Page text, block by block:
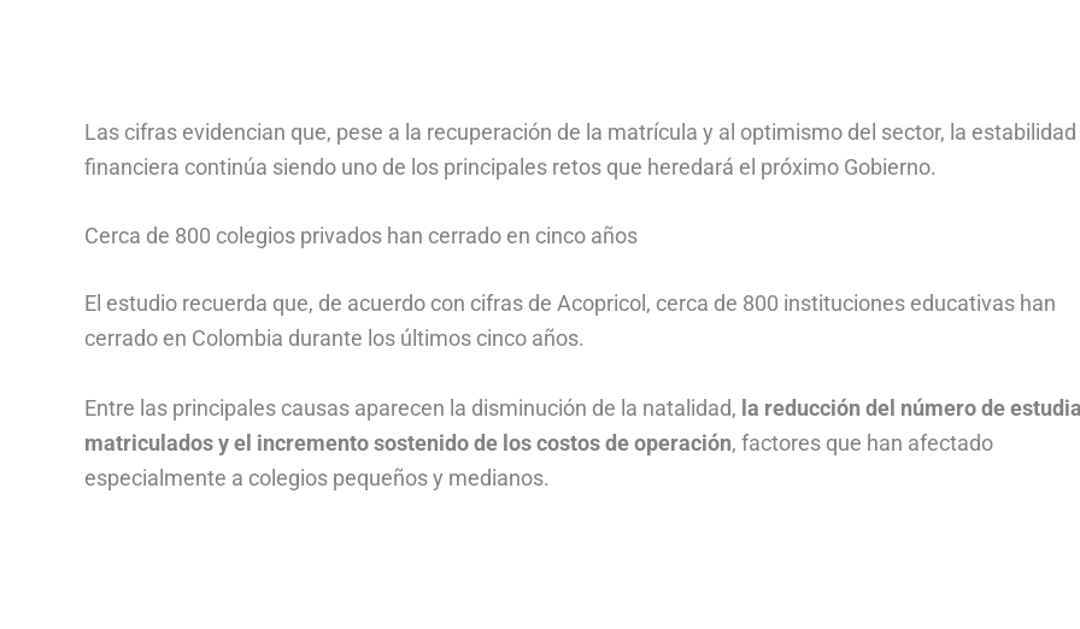
Las cifras evidencian que, pese a la recuperación de la matrícula y al optimismo del sector, la estabilidad
financiera continúa siendo uno de los principales retos que heredará el próximo Gobierno.
Cerca de 800 colegios privados han cerrado en cinco años
El estudio recuerda que, de acuerdo con cifras de Acopricol, cerca de 800 instituciones educativas han
cerrado en Colombia durante los últimos cinco años.
Entre las principales causas aparecen la disminución de la natalidad, la reducción del número de
matriculados y el incremento sostenido de los costos de operación, factores que han afectado
especialmente a colegios pequeños y medianos.